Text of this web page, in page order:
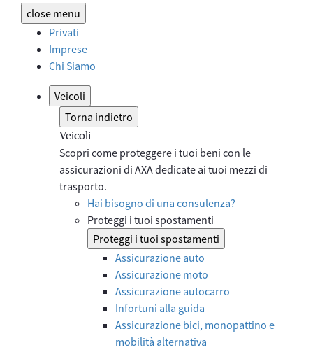
close menu
Privati
Imprese
Chi Siamo
Veicoli
Torna indietro
Veicoli
Scopri come proteggere i tuoi beni con le
assicurazioni di AXA dedicate ai tuoi mezzi di
trasporto.
Hai bisogno di una consulenza?
Proteggi i tuoi spostamenti
Proteggi i tuoi spostamenti
Assicurazione auto
Assicurazione moto
Assicurazione autocarro
Infortuni alla guida
Assicurazione bici, monopattino e
mobilità alternativa